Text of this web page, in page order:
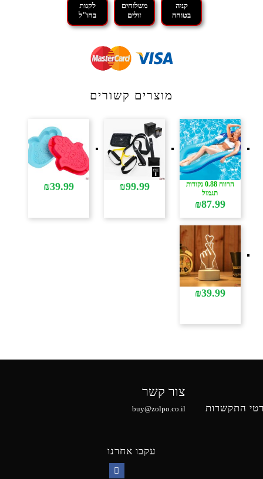
קניה
בטוחה
משלוחים
זולים
לקנות
בחו"ל
מוצרים קשורים
הרווח 0.88 נקודות
תגמול
₪87.99
₪99.99
₪39.99
₪39.99
התקשרות
צור קשר
buy@zolpo.co.il
עקבו אחרנו